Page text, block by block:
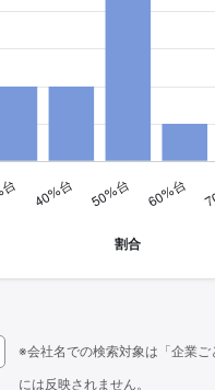
※会社名での検索対象は「企業
には反映されません。